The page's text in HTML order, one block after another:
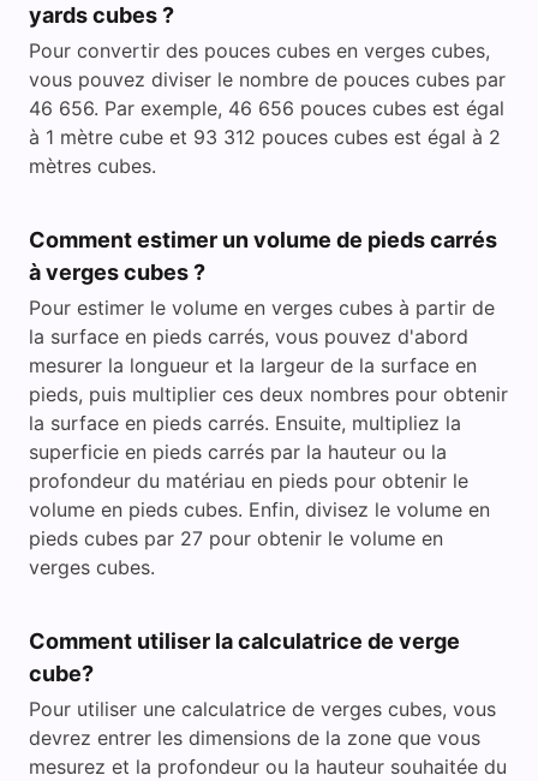
yards cubes ?
Pour convertir des pouces cubes en verges cubes,
vous pouvez diviser le nombre de pouces cubes par
46 656. Par exemple, 46 656 pouces cubes est égal
à 1 mètre cube et 93 312 pouces cubes est égal à 2
mètres cubes.
Comment estimer un volume de pieds carrés
à verges cubes ?
Pour estimer le volume en verges cubes à partir de
la surface en pieds carrés, vous pouvez d'abord
mesurer la longueur et la largeur de la surface en
pieds, puis multiplier ces deux nombres pour obtenir
la surface en pieds carrés. Ensuite, multipliez la
superficie en pieds carrés par la hauteur ou la
profondeur du matériau en pieds pour obtenir le
volume en pieds cubes. Enfin, divisez le volume en
pieds cubes par 27 pour obtenir le volume en
verges cubes.
Comment utiliser la calculatrice de verge
cube?
Pour utiliser une calculatrice de verges cubes, vous
devrez entrer les dimensions de la zone que vous
mesurez et la profondeur ou la hauteur souhaitée du